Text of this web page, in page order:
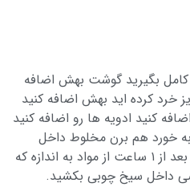
کامل بگیرید گوشت بهش اضافه
خرد کرده اید بهش اضافه کنید
کنید ادویه ها رو اضافه کنید
خورد هم برن مخلوط داخل
یخچال بذارید به مدت ۱ ساعت بعد از ۱ ساعت از مواد به اندازه که
داخل سیخ چوبی بکشید.